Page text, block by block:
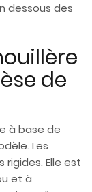
dessous des
de
à base de
Les
Elle est
et à